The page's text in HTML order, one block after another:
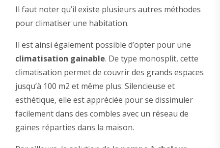
Il faut noter qu’il existe plusieurs autres méthodes
pour climatiser une habitation.
Il est ainsi également possible d’opter pour une
climatisation gainable. De type monosplit, cette
climatisation permet de couvrir des grands espaces
jusqu’à 100 m2 et même plus. Silencieuse et
esthétique, elle est appréciée pour se dissimuler
facilement dans des combles avec un réseau de
gaines réparties dans la maison.